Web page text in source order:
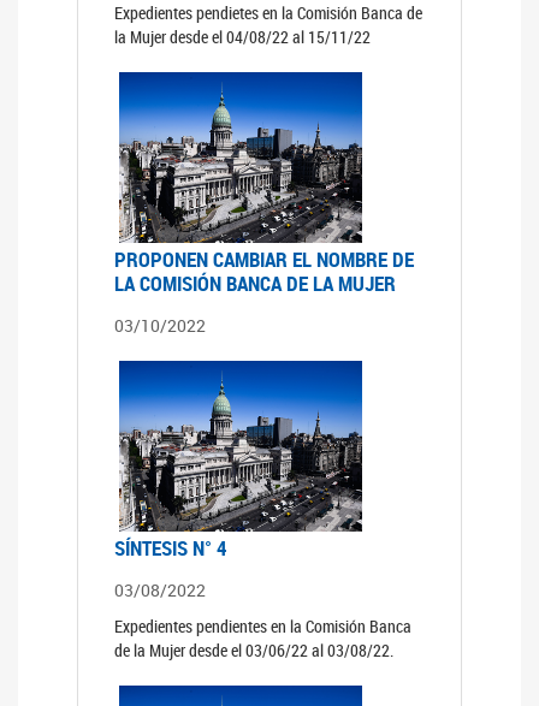
Expedientes pendietes en la Comisión Banca de
la Mujer desde el 04/08/22 al 15/11/22
PROPONEN CAMBIAR EL NOMBRE DE
LA COMISIÓN BANCA DE LA MUJER
03/10/2022
SÍNTESIS N° 4
03/08/2022
Expedientes pendientes en la Comisión Banca
de la Mujer desde el 03/06/22 al 03/08/22.